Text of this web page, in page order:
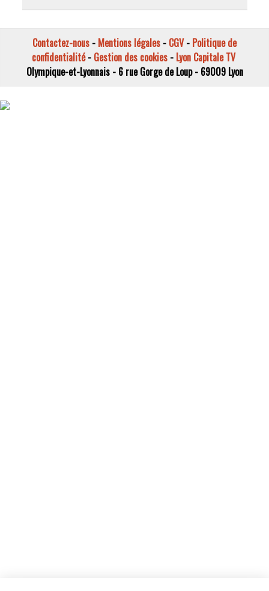
Contactez-nous - Mentions légales - CGV- Politique de
confidentialité- Gestion des cookies- Lyon Capitale TV
Olympique-et-Lyonnais - 6 rue Gorge de Loup - 69009 Lyon